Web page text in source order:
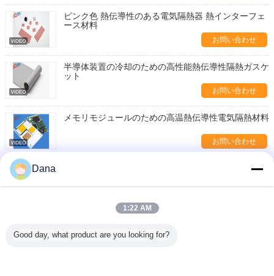
ピンク色 熱伝導性のある電気隔熱器 熱インターフェ
ース材料
お問い合わせ
半導体装置の冷却のための高性能熱伝導性隔熱ガスケ
ット
お問い合わせ
メモリモジュールのための高温熱伝導性電気隔熱材料
お問い合わせ
熱伝導イソレーター シリコンパッド GPU LED バッ
Dana
1:22 AM
Good day, what product are you looking for?